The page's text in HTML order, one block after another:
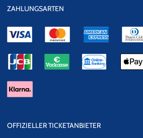
ZAHLUNGSARTEN
OFFIZIELLER TICKETANBIETER